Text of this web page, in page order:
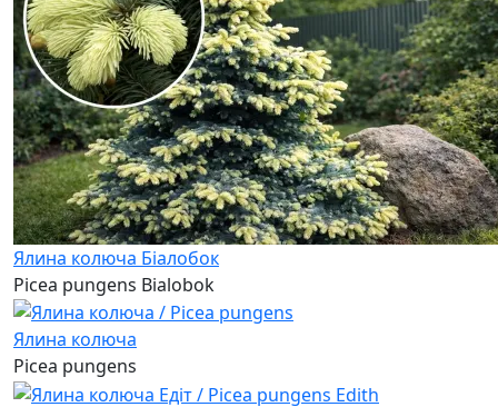
Ялина колюча Біалобок
Picea pungens Bialobok
Ялина колюча
Picea pungens